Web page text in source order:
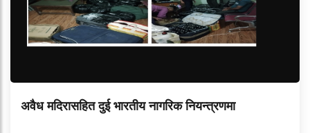
अवैध मदिरासहित दुई भारतीय नागरिक नियन्त्रणमा